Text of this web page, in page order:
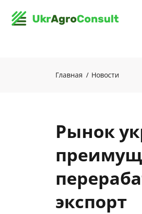
Главная Новости
Рынок
экспорт